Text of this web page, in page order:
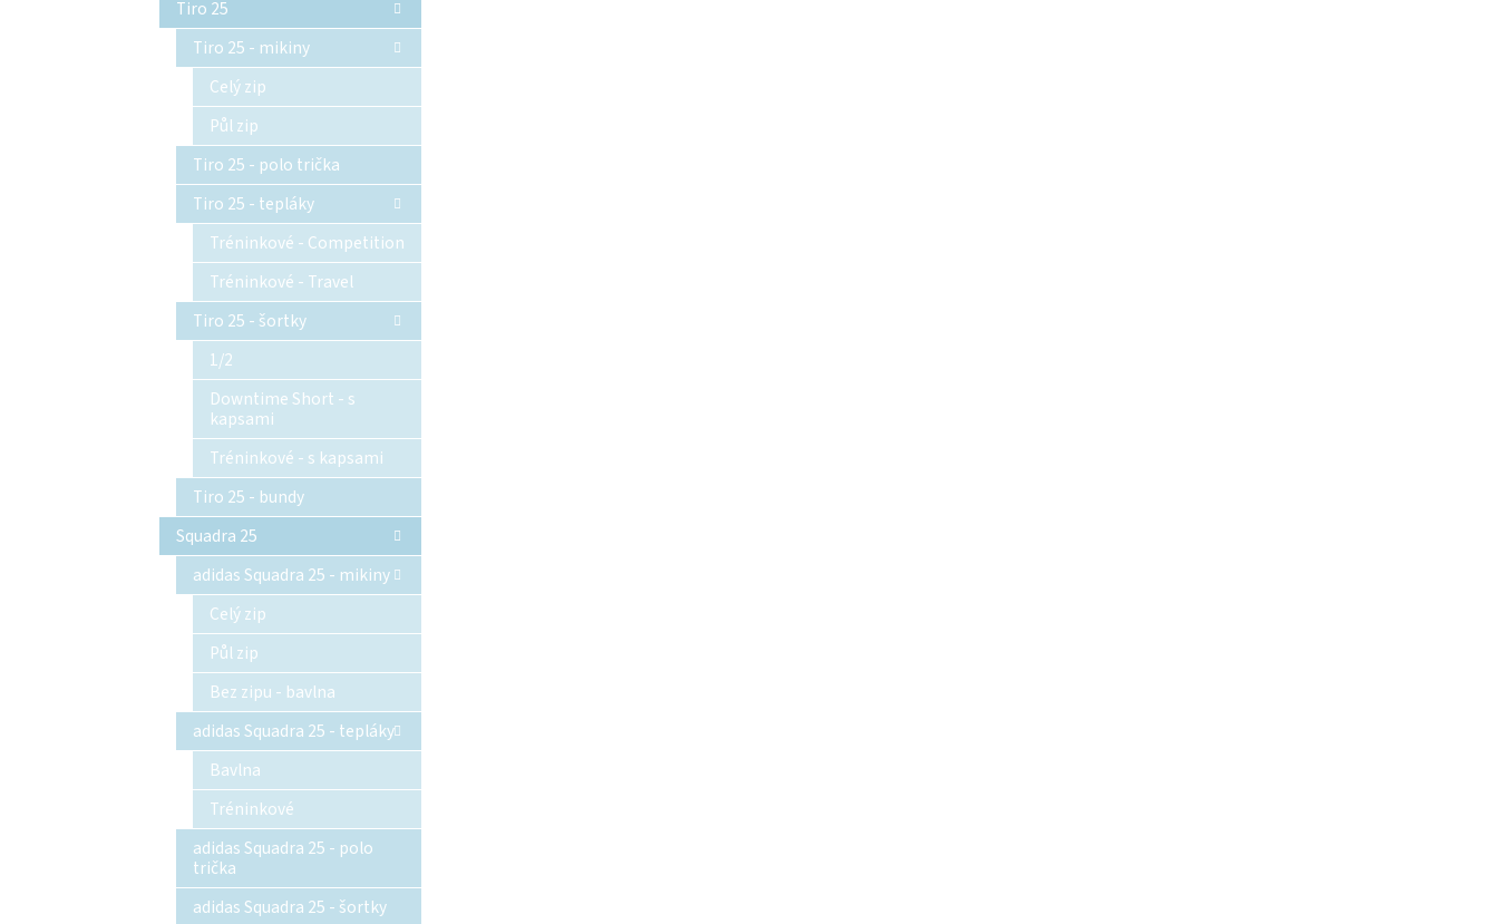
Tiro 25
Tiro 25 - mikiny
Celý zip
Půl zip
Tiro 25 - polo trička
Tiro 25 - tepláky
Tréninkové - Competition
Tréninkové - Travel
Tiro 25 - šortky
1/2
Downtime Short - s
kapsami
Tréninkové - s kapsami
Tiro 25 - bundy
Squadra 25
adidas Squadra 25 - mikiny
Celý zip
Půl zip
Bez zipu - bavlna
adidas Squadra 25 - tepláky
Bavlna
Tréninkové
adidas Squadra 25 - polo
trička
adidas Squadra 25 - šortky